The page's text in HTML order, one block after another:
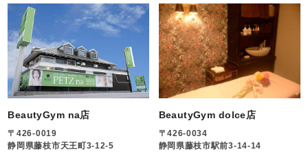
BeautyGym na店
〒426-0019
静岡県藤枝市天王町3-12-5
BeautyGym dolce店
〒426-0034
静岡県藤枝市駅前3-14-14